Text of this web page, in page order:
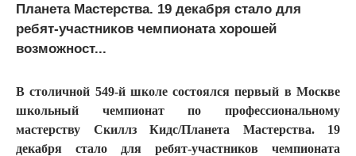
Планета Мастерства. 19 декабря стало для
ребят-участников чемпионата хорошей
возможност...
В столичной 549-й школе состоялся первый в Москве
школьный чемпионат по профессиональному
мастерству Скиллз Кидс/Планета Мастерства. 19
декабря стало для ребят-участников чемпионата